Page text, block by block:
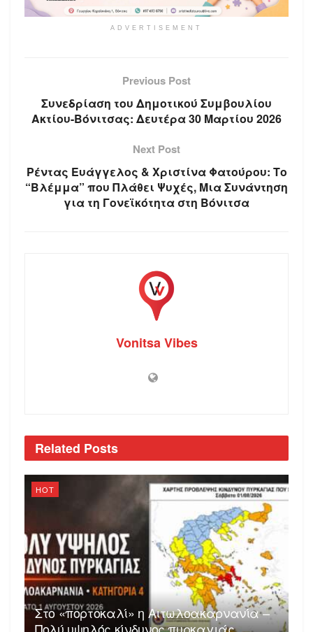
ADVERTISEMENT
Previous Post
Συνεδρίαση του Δημοτικού Συμβουλίου
Ακτίου-Βόνιτσας: Δευτέρα 30 Μαρτίου 2026
Next Post
Ρέντας Ευάγγελος & Χριστίνα Φατούρου: Το
“Βλέμμα” που Πλάθει Ψυχές, Μια Συνάντηση
για τη Γονεϊκότητα στη Βόνιτσα
Vonitsa Vibes
Related Posts
HOT
Στο «πορτοκαλί» η Αιτωλοακαρνανία –